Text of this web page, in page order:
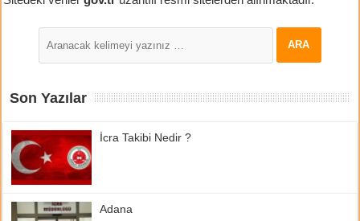
Son Yazılar
İcra Takibi Nedir ?
Adana